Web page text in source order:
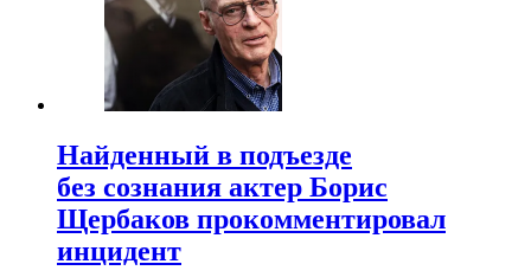
Найденный в подъезде
без сознания актер Борис
Щербаков прокомментировал
инцидент